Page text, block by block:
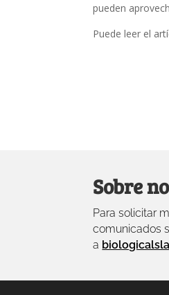
pueden
Puede leer el
Sobre
Para solicitar
comunicados
a